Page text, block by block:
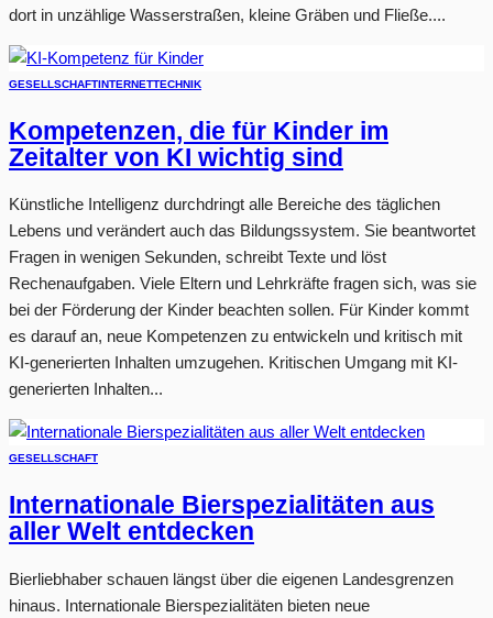
dort in unzählige Wasserstraßen, kleine Gräben und Fließe....
GESELLSCHAFTINTERNETTECHNIK
Kompetenzen, die für Kinder im
Zeitalter von KI wichtig sind
Künstliche Intelligenz durchdringt alle Bereiche des täglichen
Lebens und verändert auch das Bildungssystem. Sie beantwortet
Fragen in wenigen Sekunden, schreibt Texte und löst
Rechenaufgaben. Viele Eltern und Lehrkräfte fragen sich, was sie
bei der Förderung der Kinder beachten sollen. Für Kinder kommt
es darauf an, neue Kompetenzen zu entwickeln und kritisch mit
KI-generierten Inhalten umzugehen. Kritischen Umgang mit KI-
generierten Inhalten...
GESELLSCHAFT
Internationale Bierspezialitäten aus
aller Welt entdecken
Bierliebhaber schauen längst über die eigenen Landesgrenzen
hinaus. Internationale Bierspezialitäten bieten neue